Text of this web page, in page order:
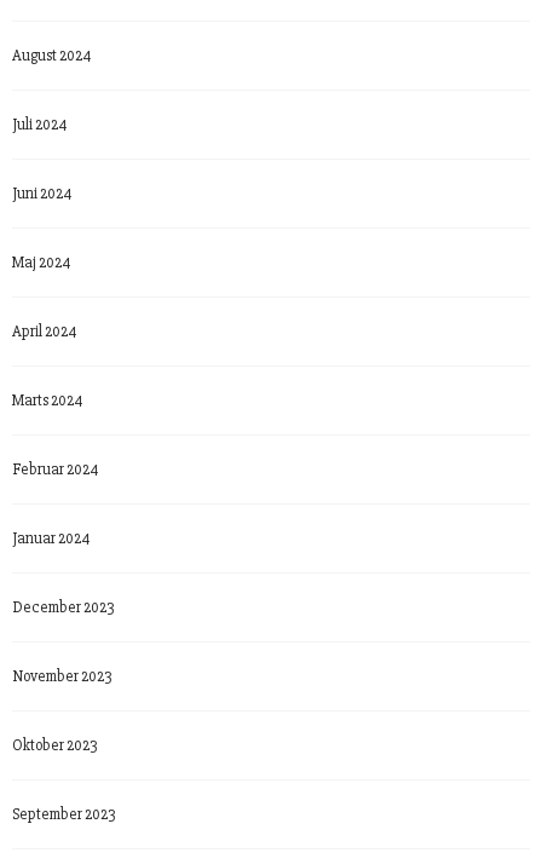
August 2024
Juli 2024
Juni 2024
Maj 2024
April 2024
Marts 2024
Februar 2024
Januar 2024
December 2023
November 2023
Oktober 2023
September 2023